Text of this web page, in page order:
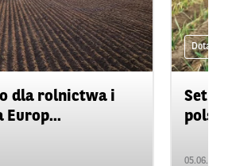
dla rolnictwa i
Europ...
Dotacje
Setki
05.06.2026